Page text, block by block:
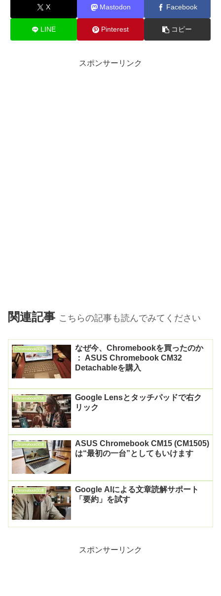
X Mastodon Facebook
LINE Pinterest コピー
スポンサーリンク
関連記事 こちらの記事も読んでみてください
Chromebook関連
なぜ今、Chromebookを買ったのか
： ASUS Chromebook CM32
Detachableを購入
Chromebook関連
Google Lensとタッチパッドで右ク
リック
Chromebook関連
ASUS Chromebook CM15 (CM1505)
は“最初の一台”としてもいけます
Chromebook関連
Google AIによる文章読解サポート
「要約」を試す
スポンサーリンク